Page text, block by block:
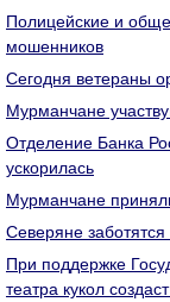
Полицейские и
мошенников
Сегодня ветераны
Мурманчане
Отделение Банка
ускорилась
Мурманчане
Северяне
При поддержке
театра кукол